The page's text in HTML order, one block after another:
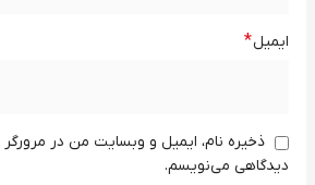
ایمیل*
ذخیره نام، ایمیل و وبسایت من در مرورگر
دیدگاهی می‌نویسم.